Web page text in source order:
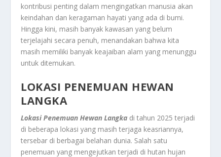
kontribusi penting dalam mengingatkan manusia akan
keindahan dan keragaman hayati yang ada di bumi.
Hingga kini, masih banyak kawasan yang belum
terjelajahi secara penuh, menandakan bahwa kita
masih memiliki banyak keajaiban alam yang menunggu
untuk ditemukan.
LOKASI PENEMUAN HEWAN
LANGKA
Lokasi Penemuan Hewan Langka di tahun 2025 terjadi
di beberapa lokasi yang masih terjaga keasriannya,
tersebar di berbagai belahan dunia. Salah satu
penemuan yang mengejutkan terjadi di hutan hujan